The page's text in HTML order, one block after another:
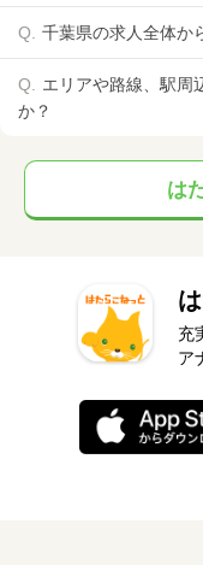
千葉県の求人全体か
エリアや路線、駅周
か？
は
充
ア